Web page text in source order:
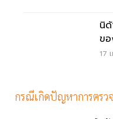
นิ
ข
ก
17
กรณีเกิดปัญหาการตรว